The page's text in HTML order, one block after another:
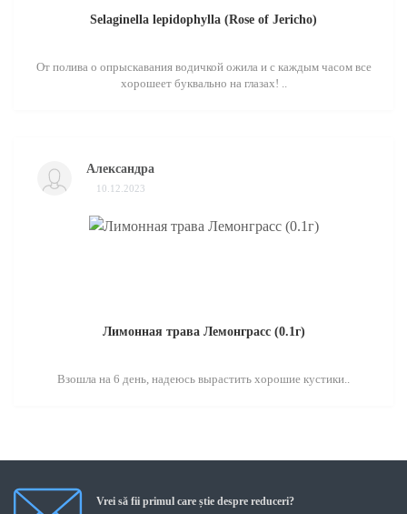
Selaginella lepidophylla (Rose of Jericho)
От полива о опрыскавания водичкой ожила и с каждым часом все
хорошеет буквально на глазах! ..
Александра
10.12.2023
Лимонная трава Лемонграсс (0.1г)
Взошла на 6 день, надеюсь вырастить хорошие кустики..
Vrei să fii primul care știe despre reduceri?